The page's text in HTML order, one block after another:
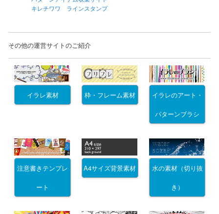
キレチワワ ラインスタンプ
その他の運営サイトのご紹介
イラレ素材 枠・フレーム素材 イラレのアート・
パターンブラシ
注意書きテンプレ
ート
A4サイズ背景素材 水の素材（切り抜
き）